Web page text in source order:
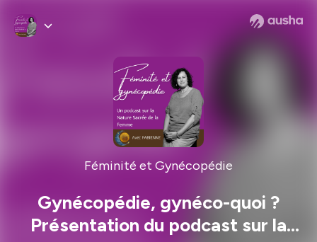
Féminité et Gynécopédie
Gynécopédie, gynéco-quoi ?
Présentation du podcast sur la